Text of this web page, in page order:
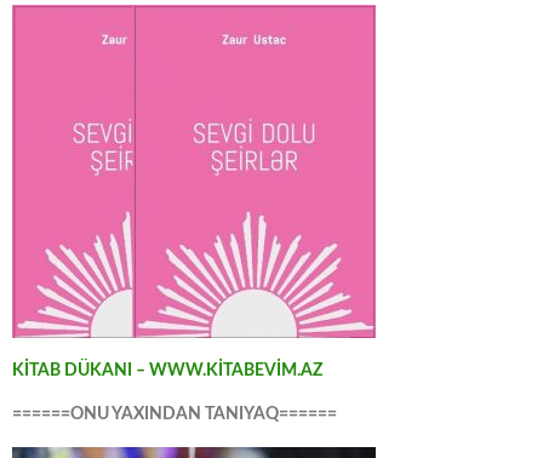
KİTAB DÜKANI – WWW.KİTABEVİM.AZ
======ONU YAXINDAN TANIYAQ======